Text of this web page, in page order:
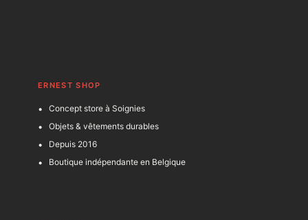
ERNEST SHOP
Concept store à Soignies
Objets & vêtements durables
Depuis 2016
Boutique indépendante en Belgique